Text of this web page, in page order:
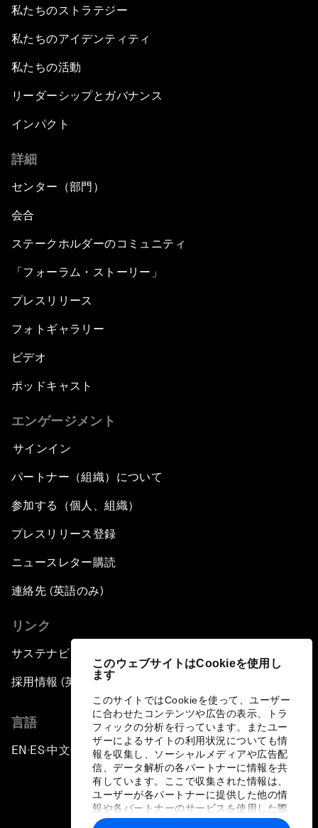
このウェブサイトはCookieを使用し
ます
このサイトではCookieを使って、ユーザー
に合わせたコンテンツや広告の表示、トラ
フィックの分析を行っています。またユー
ザーによるサイトの利用状況についても情
報を収集し、ソーシャルメディアや広告配
信、データ解析の各パートナーに情報を共
有しています。ここで収集された情報は、
ユーザーが各パートナーに提供した他の情
報や各パートナーのサービスを使用した際
に収集された情報と組み合わされ、各パー
私たちのストラテジー
私たちのアイデンティティ
私たちの活動
リーダーシップとガバナンス
インパクト
詳細
センター（部門）
会合
ステークホルダーのコミュニティ
「フォーラム・ストーリー」
プレスリリース
フォトギャラリー
ビデオ
ポッドキャスト
エンゲージメント
サインイン
パートナー（組織）について
参加する（個人、組織）
プレスリリース登録
ニュースレター購読
連絡先 (英語のみ)
リンク
サステナビリティへの取り組み
採用情報 (英語のみ)
言語
EN ▪ ES▪中文▪ 日本語